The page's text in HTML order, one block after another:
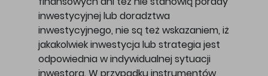
inwestycyjnej lub doradztwa
inwestycyjnego, nie są też wskazaniem, iż
jakakolwiek inwestycja lub strategia jest
odpowiednia w indywidualnej sytuacji